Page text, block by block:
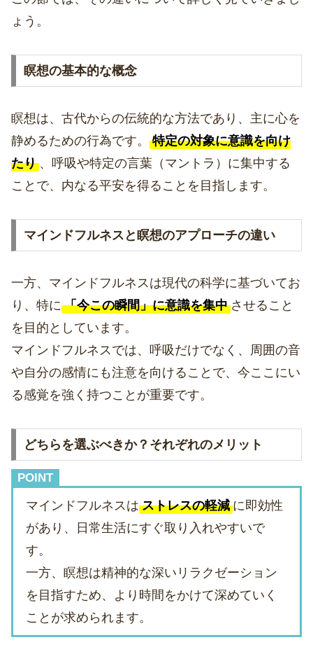
ょう。
瞑想の基本的な概念
瞑想は、古代からの伝統的な方法であり、主に心を
静めるための行為です。
特定の対象に意識を向け
たり 、呼吸や特定の言葉（マントラ）に集中する
ことで、内なる平安を得ることを目指します。
マインドフルネスと瞑想のアプローチの違い
一方、マインドフルネスは現代の科学に基づいてお
り、特に 「今この瞬間」に意識を集中 させること
を目的としています。
マインドフルネスでは、呼吸だけでなく、周囲の音
や自分の感情にも注意を向けることで、今ここにい
る感覚を強く持つことが重要です。
どちらを選ぶべきか？それぞれのメリット
POINT
マインドフルネスは ストレスの軽減 に即効性
があり、日常生活にすぐ取り入れやすいで
す。
一方、瞑想は精神的な深いリラクゼーション
を目指すため、より時間をかけて深めていく
ことが求められます。